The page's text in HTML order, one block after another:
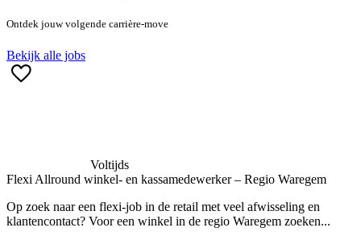
Ontdek jouw volgende carrière-move
Bekijk alle jobs
Voltijds
Flexi Allround winkel- en kassamedewerker – Regio Waregem
Op zoek naar een flexi-job in de retail met veel afwisseling en
klantencontact? Voor een winkel in de regio Waregem zoeken...